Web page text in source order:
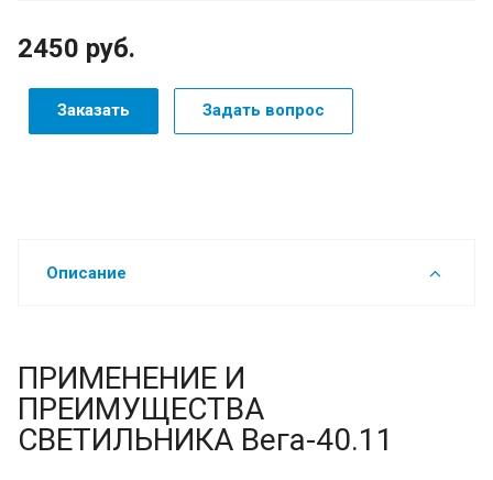
2450 руб.
Заказать Задать вопрос
Описание
ПРИМЕНЕНИЕ И
ПРЕИМУЩЕСТВА
СВЕТИЛЬНИКА Вега-40.11